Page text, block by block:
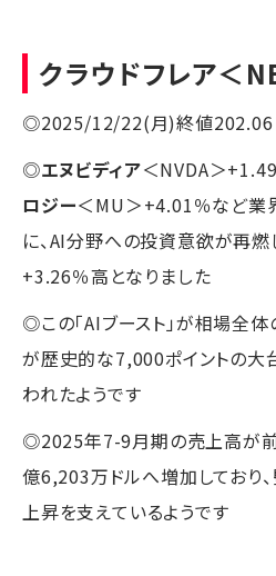
クラウドフレア＜
◎2025/12/22(月)終値202.06
◎エヌビディア＜NVDA＞
ロジー＜MU＞+4.01％など業
に、AI分野への投資意欲が再燃
+3.26％高となりました
◎この「AIブースト」が相場全
が歴史的な7,000ポイントの大
われたようです
◎2025年7-9月期の売上高が
億6,203万ドルへ増加しており
上昇を支えているようです